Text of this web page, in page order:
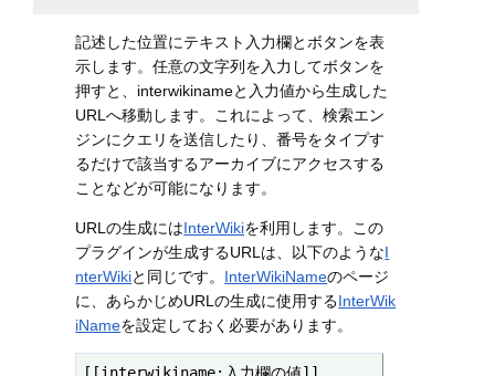
記述した位置にテキスト入力欄とボタンを表
示します。任意の文字列を入力してボタンを
押すと、interwikinameと入力値から生成した
URLへ移動します。これによって、検索エン
ジンにクエリを送信したり、番号をタイプす
るだけで該当するアーカイブにアクセスする
ことなどが可能になります。
URLの生成にはInterWikiを利用します。この
プラグインが生成するURLは、以下のようなI
nterWikiと同じです。 InterWikiNameのページ
に、あらかじめURLの生成に使用するInterWik
iNameを設定しておく必要があります。